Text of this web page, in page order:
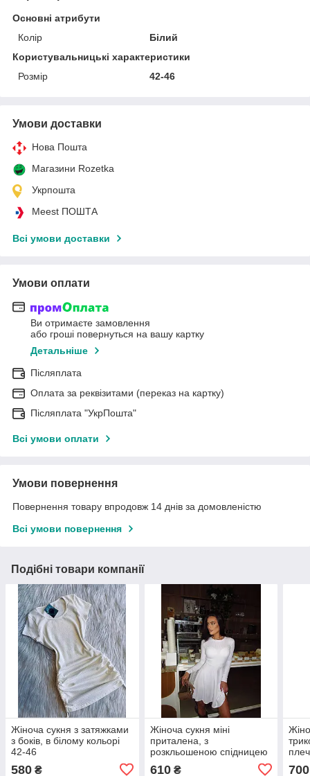
Основні атрибути
Колір
Білий
Користувальницькі характеристики
Розмір
42-46
Умови доставки
Нова Пошта
Магазини Rozetka
Укрпошта
Meest ПОШТА
Всі умови доставки
Умови оплати
Ви отримаєте замовлення
або гроші повернуться на вашу картку
Детальніше
Післяплата
Оплата за реквізитами (переказ на картку)
Післяплата "УкрПошта"
Всі умови оплати
Умови повернення
Повернення товару впродовж 14 днів за домовленістю
Всі умови повернення
Подібні товари компанії
Жіноча сукня з затяжками
з боків, в білому кольорі
42-46
580 ₴
Жіноча сукня міні
приталена, з
розкльошеною спідницею
610₴ 700